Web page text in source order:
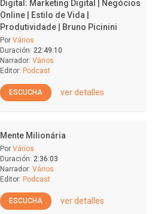
Digital: Marketing Digital | Negócios
Online | Estilo de Vida |
Produtividade | Bruno Picinini
Por Vários
Duración: 22:49:10
Narrador: Vários
Editor: Podcast
ESCUCHA ver detalles
Mente Milionária
Por Vários
Duración: 2:36:03
Narrador: Vários
Editor: Podcast
ESCUCHA ver detalles